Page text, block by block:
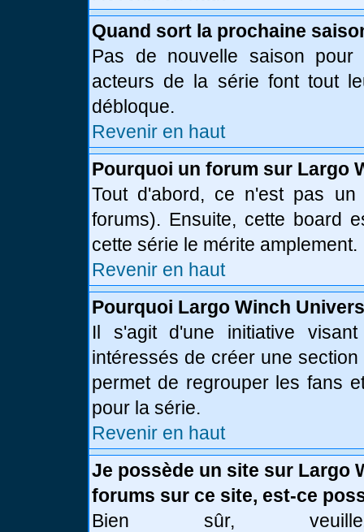
Quand sort la prochaine
Pas de nouvelle saison pour
acteurs de la série font tout
débloque.
Revenir en haut
Pourquoi un forum sur Largo
Tout d'abord, ce n'est pas un
forums). Ensuite, cette board
cette série le mérite amplement.
Revenir en haut
Pourquoi Largo Winch
Il s'agit d'une initiative
intéressés de créer une
permet de regrouper les fans
pour la série.
Revenir en haut
Je possède un site sur Largo
forums sur ce site, est-ce
Bien sûr,